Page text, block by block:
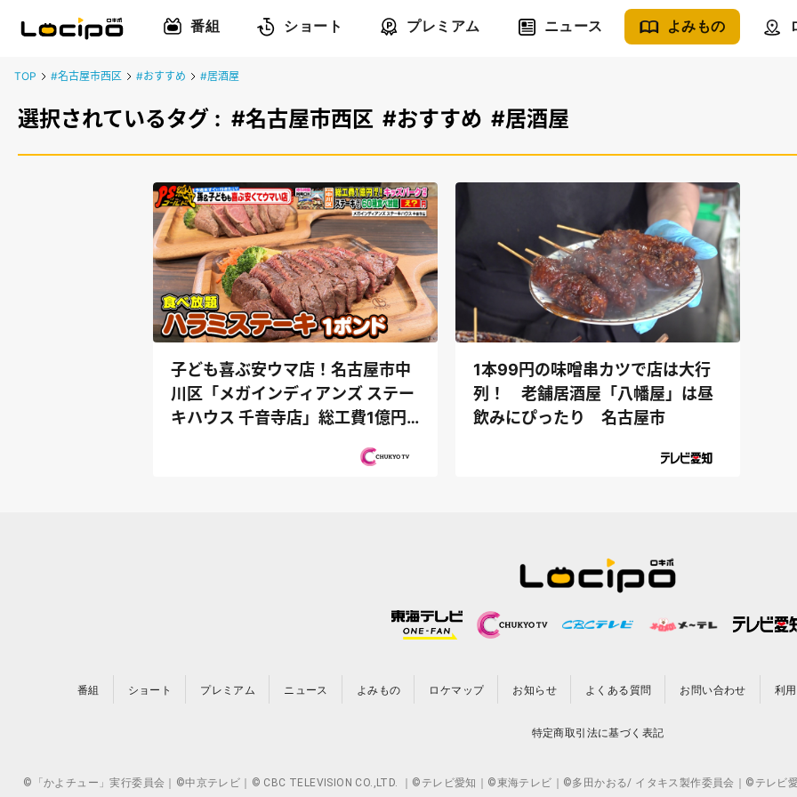
番組 ショート プレミアム ニュース よみもの
TOP #名古屋市西区 #おすすめ #居酒屋
選択されているタグ : #名古屋市西区 #おすすめ #居酒屋
子ども喜ぶ安ウマ店！名古屋市中
川区「メガインディアンズ ステー
キハウス 千音寺店」総工費1億円
1本99円の味噌串カツで店は大行
列！ 老舗居酒屋「八幡屋」は昼
飲みにぴったり 名古屋市
番組 ショート プレミアム ニュース よみもの ロケマップ お知らせ よくある質問 お問い合わせ 利
特定商取引法に基づく表記
©「かよチュー」実行委員会｜©中京テレビ｜© CBC TELEVISION CO.,LTD. ｜©テレビ愛知｜©東海テレビ｜©多田かおる/ イタキス製作委員会｜©テレビ